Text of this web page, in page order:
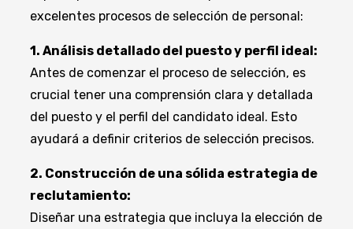
excelentes procesos de selección de personal:
1. Análisis detallado del puesto y perfil ideal:
Antes de comenzar el proceso de selección, es
crucial tener una comprensión clara y detallada
del puesto y el perfil del candidato ideal. Esto
ayudará a definir criterios de selección precisos.
2. Construcción de una sólida estrategia de
reclutamiento:
Diseñar una estrategia que incluya la elección de